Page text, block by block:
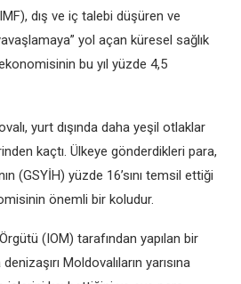
dış ve iç talebi düşüren ve
yol açan küresel sağlık
bu yıl yüzde 4,5
yurt dışında daha yeşil otlaklar
kaçtı. Ülkeye gönderdikleri para,
(GSYİH) yüzde 16’sını temsil ettiği
önemli bir koludur.
(IOM) tarafından yapılan bir
Moldovalıların yarısına